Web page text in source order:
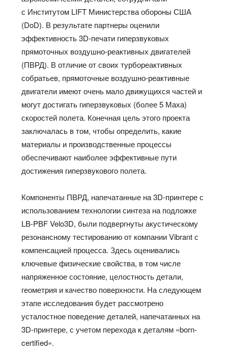
с Институтом LIFT Министерства обороны США
(DoD). В результате партнеры оценили
эффективность 3D-печати гиперзвуковых
прямоточных воздушно-реактивных двигателей
(ПВРД). В отличие от своих турбореактивных
собратьев, прямоточные воздушно-реактивные
двигатели имеют очень мало движущихся частей и
могут достигать гиперзвуковых (более 5 Маха)
скоростей полета. Конечная цель этого проекта
заключалась в том, чтобы определить, какие
материалы и производственные процессы
обеспечивают наиболее эффективные пути
достижения гиперзвукового полета.
Компоненты ПВРД, напечатанные на 3D-принтере с
использованием технологии синтеза на подложке
LB-PBF Velo3D, были подвергнуты акустическому
резонансному тестированию от компании Vibrant с
компенсацией процесса. Здесь оценивались
ключевые физические свойства, в том числе
напряженное состояние, целостность детали,
геометрия и качество поверхности. На следующем
этапе исследования будет рассмотрено
усталостное поведение деталей, напечатанных на
3D-принтере, с учетом перехода к деталям «born-
certified».